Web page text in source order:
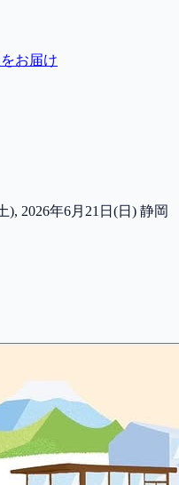
お届け
), 2026年6月21日(日) 静岡